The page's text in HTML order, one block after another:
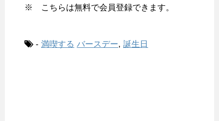
※ こちらは無料で会員登録できます。
- 満喫する バースデー, 誕生日